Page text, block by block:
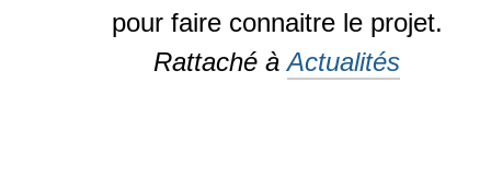
pour faire connaitre le projet.
Rattaché à Actualités